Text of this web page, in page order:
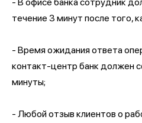
течение 3 минут после того,
- Время ожидания ответа
контакт-центр банк должен
минуты;
- Любой отзыв клиентов о